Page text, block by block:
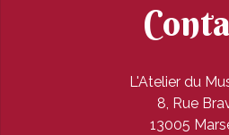
L'Atelier du
8, Rue
13005